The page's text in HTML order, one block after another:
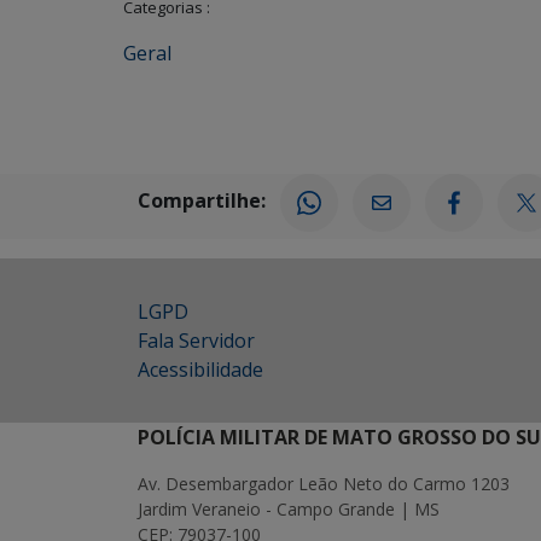
Categorias :
Geral
Compartilhe:
LGPD
Fala Servidor
Acessibilidade
POLÍCIA MILITAR DE MATO GROSSO DO
Av. Desembargador Leão Neto do Carmo 1203
Jardim Veraneio - Campo Grande | MS
CEP: 79037-100